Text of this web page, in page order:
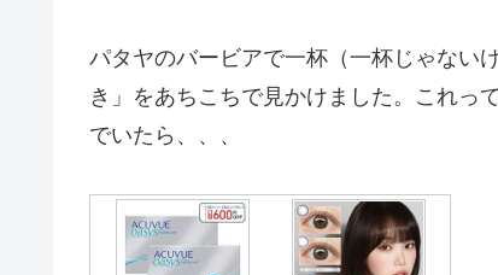
パタヤのバービアで一杯（一杯じゃない
き」をあちこちで見かけました。これっ
でいたら、、、